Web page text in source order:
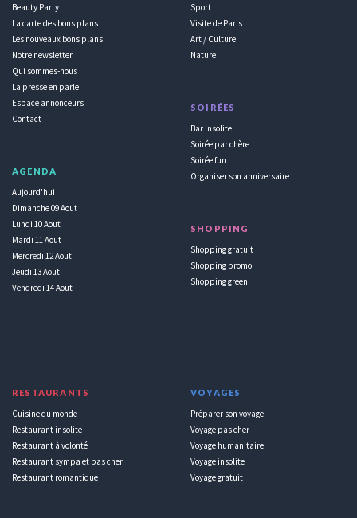
Beauty Party
La carte des bons plans
Les nouveaux bons plans
Notre newsletter
Qui sommes-nous
La presse en parle
Espace annonceurs
Contact
AGENDA
Aujourd'hui
Dimanche 09 Aout
Lundi 10 Aout
Mardi 11 Aout
Mercredi 12 Aout
Jeudi 13 Aout
Vendredi 14 Aout
Sport
Visite de Paris
Art / Culture
Nature
SOIRÉES
Bar insolite
Soirée par chère
Soirée fun
Organiser son anniversaire
SHOPPING
Shopping gratuit
Shopping promo
Shopping green
RESTAURANTS
Cuisine du monde
Restaurant insolite
Restaurant à volonté
Restaurant sympa et pas cher
Restaurant romantique
VOYAGES
Préparer son voyage
Voyage pas cher
Voyage humanitaire
Voyage insolite
Voyage gratuit